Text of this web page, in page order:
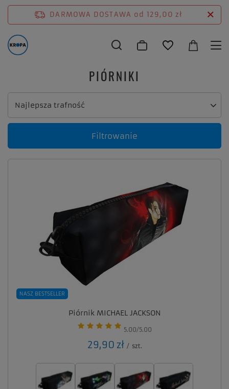
DARMOWA DOSTAWA od 129,00 zł
PIÓRNIKI
Zmień sortowanie
Najlepsza trafność
Filtrowanie
NASZ BESTSELLER
Piórnik MICHAEL JACKSON
5.00/5.00
29,90 zł / szt.